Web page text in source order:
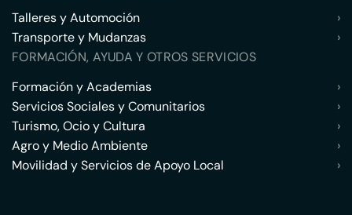
Talleres y Automoción
›
Transporte y Mudanzas
›
FORMACIÓN, AYUDA Y OTROS SERVICIOS
Formación y Academias
›
Servicios Sociales y Comunitarios
›
Turismo, Ocio y Cultura
›
Agro y Medio Ambiente
›
Movilidad y Servicios de Apoyo Local
›